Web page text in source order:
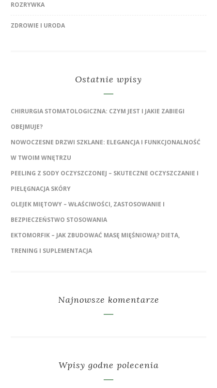
ROZRYWKA
ZDROWIE I URODA
Ostatnie wpisy
CHIRURGIA STOMATOLOGICZNA: CZYM JEST I JAKIE ZABIEGI
OBEJMUJE?
NOWOCZESNE DRZWI SZKLANE: ELEGANCJA I FUNKCJONALNOŚĆ
W TWOIM WNĘTRZU
PEELING Z SODY OCZYSZCZONEJ – SKUTECZNE OCZYSZCZANIE I
PIELĘGNACJA SKÓRY
OLEJEK MIĘTOWY – WŁAŚCIWOŚCI, ZASTOSOWANIE I
BEZPIECZEŃSTWO STOSOWANIA
EKTOMORFIK – JAK ZBUDOWAĆ MASĘ MIĘŚNIOWĄ? DIETA,
TRENING I SUPLEMENTACJA
Najnowsze komentarze
Wpisy godne polecenia